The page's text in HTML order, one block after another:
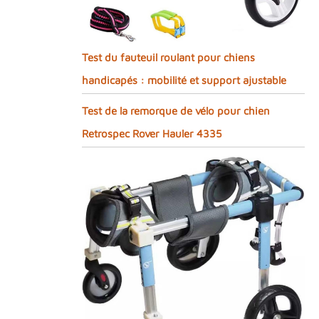
Test du fauteuil roulant pour chiens
handicapés : mobilité et support ajustable
Test de la remorque de vélo pour chien
Retrospec Rover Hauler 4335